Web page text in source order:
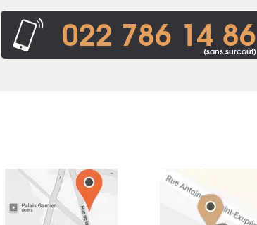
022 786 14 86
(sans surcoût)